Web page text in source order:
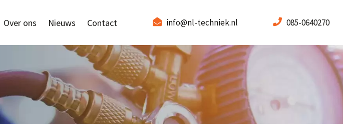
Over ons Nieuws Contact info@nl-techniek.nl 085-0640270